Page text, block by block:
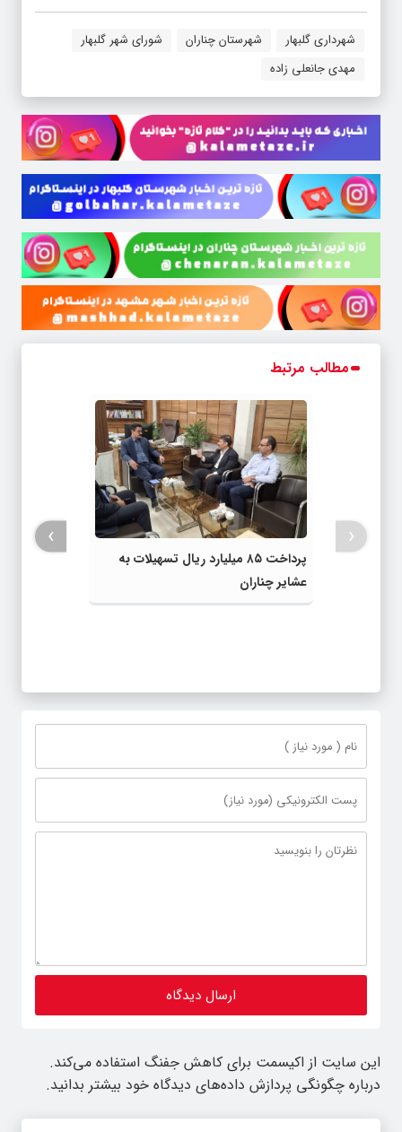
شهرداری گلبهار شهرستان چناران
شورای شهر گلبهار
مهدی جانعلی زاده
مطالب مرتبط
پرداخت ۸۵ میلیارد ریال تسهیلات به
عشایر چناران
‹
›
این سایت از اکیسمت برای کاهش جفنگ استفاده می‌کند.
درباره چگونگی پردازش داده‌های دیدگاه خود بیشتر بدانید.